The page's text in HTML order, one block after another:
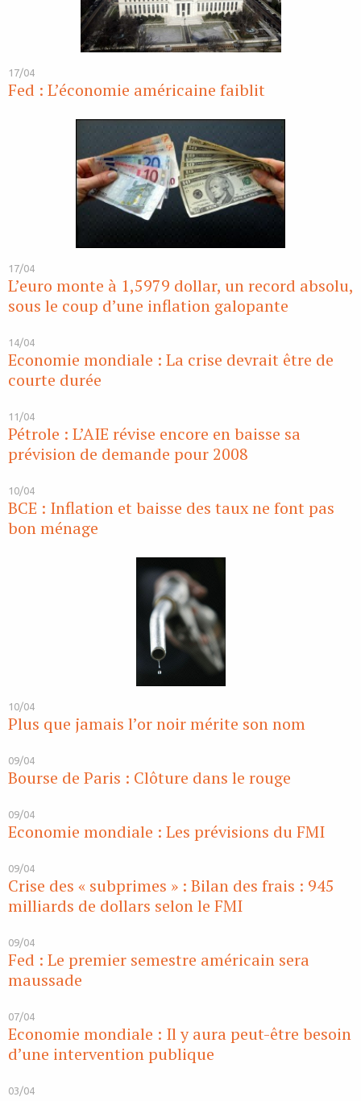
17/04
Fed : L’économie américaine faiblit
17/04
L’euro monte à 1,5979 dollar, un record absolu,
sous le coup d’une inflation galopante
14/04
Economie mondiale : La crise devrait être de
courte durée
11/04
Pétrole : L’AIE révise encore en baisse sa
prévision de demande pour 2008
10/04
BCE : Inflation et baisse des taux ne font pas
bon ménage
10/04
Plus que jamais l’or noir mérite son nom
09/04
Bourse de Paris : Clôture dans le rouge
09/04
Economie mondiale : Les prévisions du FMI
09/04
Crise des « subprimes » : Bilan des frais : 945
milliards de dollars selon le FMI
09/04
Fed : Le premier semestre américain sera
maussade
07/04
Economie mondiale : Il y aura peut-être besoin
d’une intervention publique
03/04